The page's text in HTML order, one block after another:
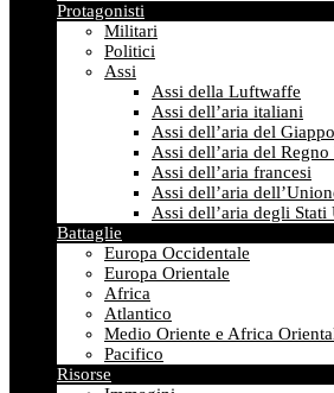
Protagonisti
Militari
Politici
Assi
Assi della Luftwaffe
Assi dell’aria italiani
Assi dell’aria del
Assi dell’aria del
Assi dell’aria francesi
Assi dell’aria
Assi dell’aria degli Stati
Battaglie
Europa Occidentale
Europa Orientale
Africa
Atlantico
Medio Oriente e Africa
Pacifico
Risorse